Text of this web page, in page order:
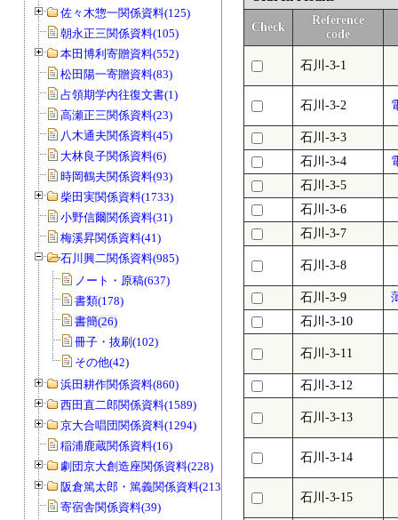
佐々木惣一関係資料(125)
朝永正三関係資料(105)
本田博利寄贈資料(552)
松田陽一寄贈資料(83)
占領期学内往復文書(1)
高瀬正三関係資料(23)
八木通夫関係資料(45)
大林良子関係資料(6)
時岡鶴夫関係資料(93)
柴田実関係資料(1733)
小野信爾関係資料(31)
梅溪昇関係資料(41)
石川興二関係資料(985)
ノート・原稿(637)
書類(178)
書簡(26)
冊子・抜刷(102)
その他(42)
浜田耕作関係資料(860)
西田直二郎関係資料(1589)
京大合唱団関係資料(1294)
稲浦鹿蔵関係資料(16)
劇団京大創造座関係資料(228)
阪倉篤太郎・篤義関係資料(213)
寄宿舎関係資料(39)
Check
Reference
code
石川-3-1
石川-3-2
石川-3-3
石川-3-4
石川-3-5
石川-3-6
石川-3-7
石川-3-8
石川-3-9
石川-3-10
石川-3-11
石川-3-12
石川-3-13
石川-3-14
石川-3-15